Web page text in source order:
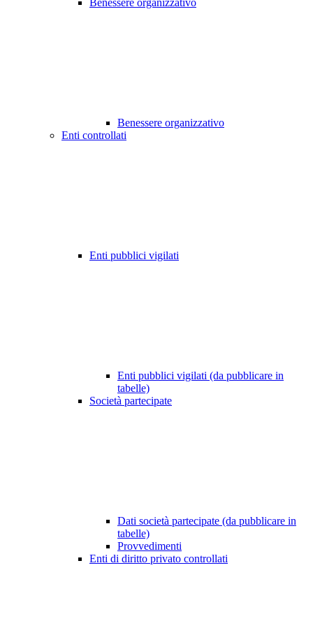
Benessere organizzativo
Benessere organizzativo
Enti controllati
Enti pubblici vigilati
Enti pubblici vigilati (da pubblicare in
tabelle)
Società partecipate
Dati società partecipate (da pubblicare in
tabelle)
Provvedimenti
Enti di diritto privato controllati